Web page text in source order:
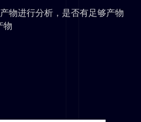
物进行分析，是否有足够产物
物